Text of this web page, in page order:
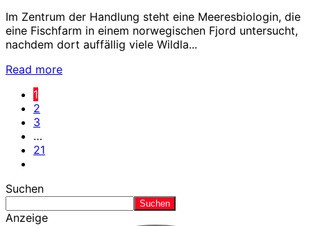
Im Zentrum der Handlung steht eine Meeresbiologin, die
eine Fischfarm in einem norwegischen Fjord untersucht,
nachdem dort auffällig viele Wildla...
Read more
1
2
3
…
21
Suchen
Suchen
Anzeige